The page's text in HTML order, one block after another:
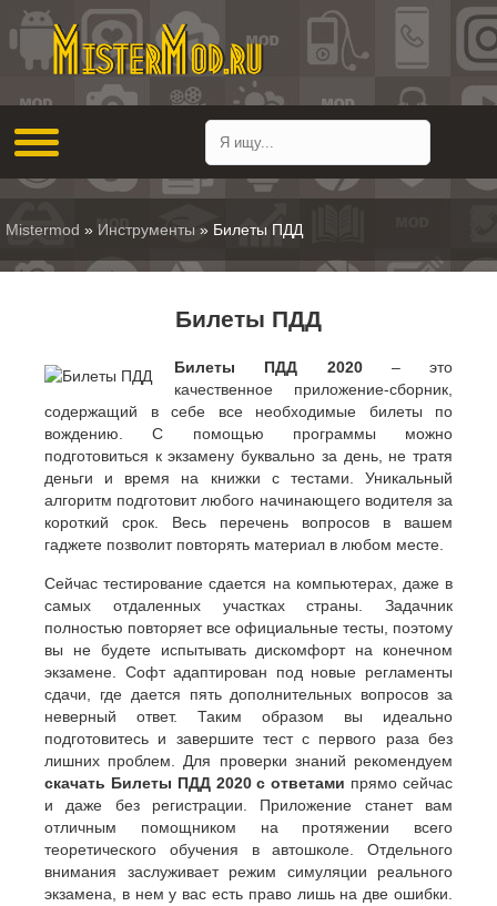
Mistermod » Инструменты » Билеты ПДД
Билеты ПДД
Билеты ПДД 2020– это
качественное приложение-сборник,
содержащий в себе все необходимые билеты по
вождению. С помощью программы можно
подготовиться к экзамену буквально за день, не тратя
деньги и время на книжки с тестами. Уникальный
алгоритм подготовит любого начинающего водителя за
короткий срок. Весь перечень вопросов в вашем
гаджете позволит повторять материал в любом месте.
Сейчас тестирование сдается на компьютерах, даже в
самых отдаленных участках страны. Задачник
полностью повторяет все официальные тесты, поэтому
вы не будете испытывать дискомфорт на конечном
экзамене. Софт адаптирован под новые регламенты
сдачи, где дается пять дополнительных вопросов за
неверный ответ. Таким образом вы идеально
подготовитесь и завершите тест с первого раза без
лишних проблем. Для проверки знаний рекомендуем
скачать Билеты ПДД 2020 с ответами прямо сейчас
и даже без регистрации. Приложение станет вам
отличным помощником на протяжении всего
теоретического обучения в автошколе. Отдельного
внимания заслуживает режим симуляции реального
экзамена, в нем у вас есть право лишь на две ошибки.